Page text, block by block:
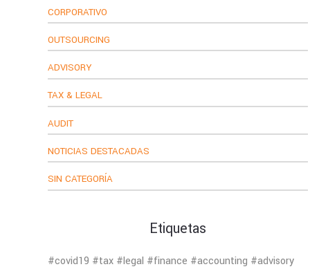
CORPORATIVO
OUTSOURCING
ADVISORY
TAX & LEGAL
AUDIT
NOTICIAS DESTACADAS
SIN CATEGORÍA
Etiquetas
#covid19 #tax #legal #finance #accounting #advisory